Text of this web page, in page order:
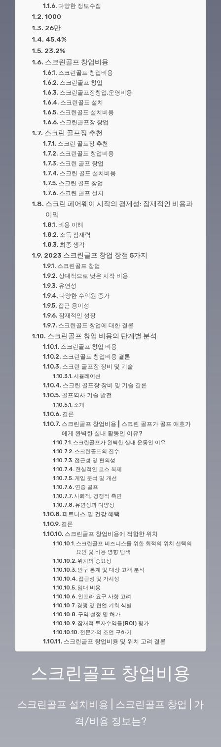
다양한 정보수집
1000
26만
45.4%
23.2%
스크린골프 창업비용
스크린골프 창업비용
스크린골프 창업
스크린골프장창업,운영비용
스크린골프 설치
스크린골프 설치비용
스크린골프장 창업
스크린 골프장 추천
스크린 골프장 추천
스크린골프 창업비용
스크린 골프 창업
스크린 골프 설치비용
스크린 골프 창업
스크린 골프 설치
스크린 페어웨이 시작의 경제성: 잠재적인 비용과
이익
비용 이해
소득 잠재력
최종 생각
2023 스크린골프 창업 장점 5가지
스크린골프 창업
상대적으로 낮은 시작 비용
유연성
다양한 수익원 증가
접근 용이성
잠재적인 성장
스크린골프 창업에 대한 결론
스크린골프 창업 비용의 단계별 분석
스크린골프 창업 비용
스크린골프 창업비용 결론
스크린 골프장 장비 및 기술
시뮬레이션
스크린 골프장 장비 및 기술 결론
골프역사 기술 발전
소개
결론
스크린골프 창업비용 | 스크린 골프가 골프 애호가
에게 완벽한 실내 활동인 이유?
스크린골프가 완벽한 실내 운동인 이유
스크린골프의 진수
접근성 및 편의성
현실적인 코스 복제
게임 분석 및 개선
연중 골프
사회적, 경쟁적 측면
유연성과 다양성
피트니스 및 건강 혜택
결론
스크린골프 창업비용에 적합한 위치
스크린골프 비즈니스를 위한 최적의 위치 선택의
요인 및 비용 영향 탐색
위치의 중요성
인구 통계 및 대상 고객 분석
접근성 및 가시성
임대 비용
인프라 요구 사항 고려
경쟁 및 협업 기회 식별
구역 설정 및 허가
잠재적 투자수익률(ROI) 평가
전문가의 조언 구하기
스크린골프 창업비용 및 위치 고려 결론
스크린골프 창업비용
스크린골프 설치비용 | 스크린골프 창업 | 가
격/비용 정보는?